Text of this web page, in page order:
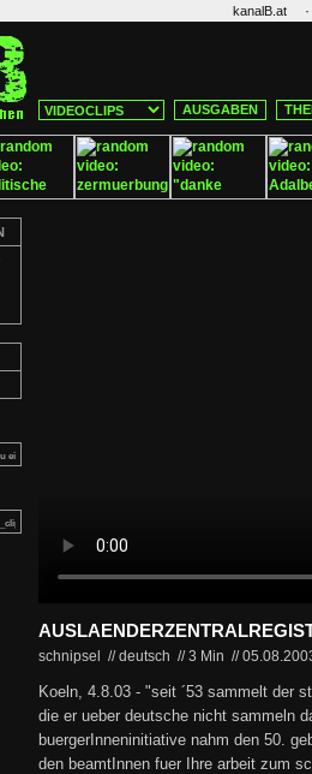
kanalB.at ·
AUSGABEN
schnipsel // deutsch //3 Min //
Koeln, 4.8.03 - "seit ´53 sammelt der
die er ueber deutsche nicht sammeln
buergerInneninitiative nahm den 50.
den beamtInnen fuer Ihre arbeit zum